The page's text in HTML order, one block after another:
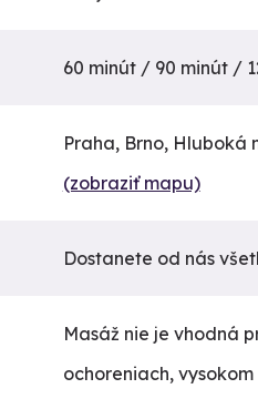
60 minút / 90 minút /
Praha, Brno, Hluboká
(zobraziť mapu)
Dostanete od nás
Masáž nie je vhodná
ochoreniach,